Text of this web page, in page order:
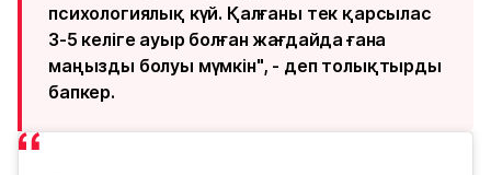
психологиялық күй. Қалғаны тек қарсылас
3-5 келіге ауыр болған жағдайда ғана
маңызды болуы мүмкін", - деп толықтырды
бапкер.